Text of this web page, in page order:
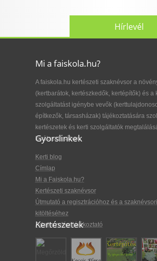
Hírlevél
Mi a faiskola.hu?
A faiskola.hu kertészeti szaknévsor a
(kertbarátok, kertészkedők, kertépítők) és a
szolgáltatást igénybe vevők
építkezők, társasházak) tájékoztatására
kertészetek és kerti szolgáltatók
kiválasztásában.
Gyorslinkek
Kerti blog
Címlap
Mi a Faiskola.hu?
Kertészeti szaknévsor
Útmutató a regisztrációhoz és a
kitöltéséhez
Adatkezelési tájékoztató
Kertészetek